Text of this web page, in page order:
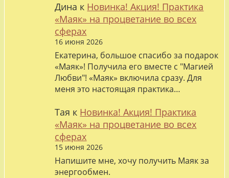
Дина к Новинка! Акция! Практика
«Маяк» на процветание во всех
сферах
16 июня 2026
Екатерина, большое спасибо за подарок
«Маяк»! Получила его вместе с "Магией
Любви"! «Маяк» включила сразу. Для
меня это настоящая практика…
Тая к Новинка! Акция! Практика
«Маяк» на процветание во всех
сферах
15 июня 2026
Напишите мне, хочу получить Маяк за
энергообмен.